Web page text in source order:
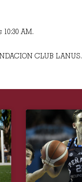
10:30 AM.
CLUB LANUS.